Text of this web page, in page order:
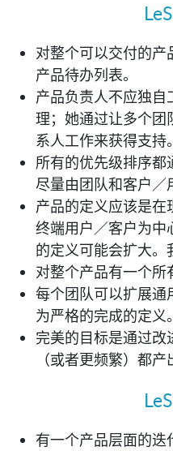
对整个可以交付的
产品待办列表。
产品负责人不应独自
理；她通过让多个团
系人工作来获得支持。
所有的优先级排序都
尽量由团队和客户／
产品的定义应该是在
终端用户／客户为中
的定义可能会扩大。
对整个产品有一个所
每个团队可以扩展通
为严格的完成的定义。
完美的目标是通过
（或者更频繁）都产
有一个产品层面的迭